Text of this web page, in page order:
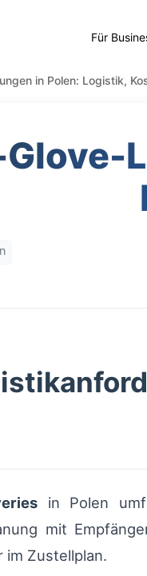
Für
in Polen: Logistik,
in Polen
mit
Zustellplan.